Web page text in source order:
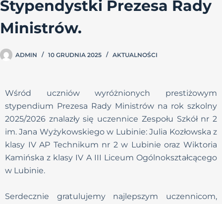
Stypendystki Prezesa Rady
Ministrów.
ADMIN 10 GRUDNIA 2025 AKTUALNOŚCI
Wśród uczniów wyróżnionych prestiżowym
stypendium Prezesa Rady Ministrów na rok szkolny
2025/2026 znalazły się uczennice Zespołu Szkół nr 2
im. Jana Wyżykowskiego w Lubinie: Julia Kozłowska z
klasy IV AP Technikum nr 2 w Lubinie oraz Wiktoria
Kamińska z klasy IV A III Liceum Ogólnokształcącego
w Lubinie.
Serdecznie gratulujemy najlepszym uczennicom,